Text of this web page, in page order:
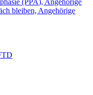
(PPA), Angehörige
bleiben, Angehörige